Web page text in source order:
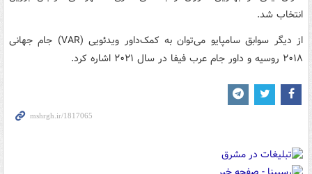
انتخاب شد.
از دیگر سوابق سامپایو می‌توان به کمک‌داور ویدئویی (VAR) جام جهانی
۲۰۱۸ روسیه و داور جام عرب فیفا در سال ۲۰۲۱ اشاره کرد.